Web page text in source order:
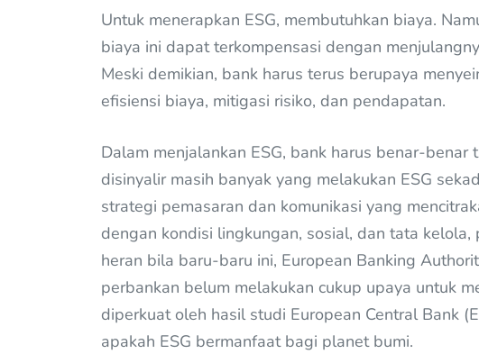
Untuk menerapkan ESG, membutuhkan biaya.
biaya ini dapat terkompensasi dengan
Meski demikian, bank harus terus berupaya
efisiensi biaya, mitigasi risiko, dan pendapatan.
Dalam menjalankan ESG, bank harus benar-
disinyalir masih banyak yang melakukan ESG
strategi pemasaran dan komunikasi yang
dengan kondisi lingkungan, sosial, dan tata
heran bila baru-baru ini, European Banking
perbankan belum melakukan cukup upaya untuk
diperkuat oleh hasil studi European Central Bank
apakah ESG bermanfaat bagi planet bumi.